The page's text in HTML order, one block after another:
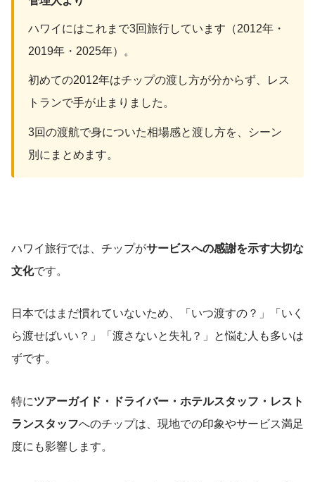
ハワイにはこれまで3回旅行しています（2012年・
2019年・2025年）。
初めての2012年はチップの渡し方が分からず、レス
トランで手が止まりました。
3回の渡航で身についた相場感と渡し方を、シーン
別にまとめます。
ハワイ旅行では、チップがサービスへの感謝を示す大切な
文化です。
日本ではまだ慣れていないため、「いつ渡すの？」「いく
ら渡せばいい？」「渡さないと失礼？」と悩む人も多いは
ずです。
特にツアーガイド・ドライバー・ホテルスタッフ・レスト
ランスタッフへのチップは、現地での印象やサービス満足
度にも影響します。